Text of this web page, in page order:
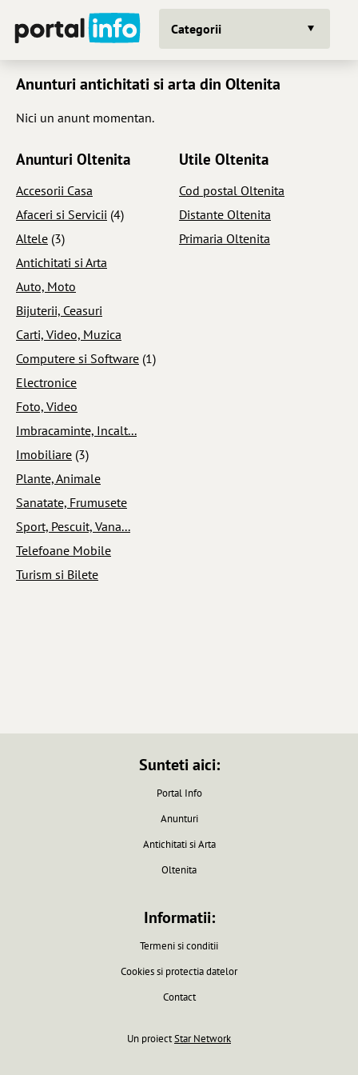
Categorii
Anunturi antichitati si arta din Oltenita
Nici un anunt momentan.
Anunturi Oltenita
Accesorii Casa
Afaceri si Servicii (4)
Altele (3)
Antichitati si Arta
Auto, Moto
Bijuterii, Ceasuri
Carti, Video, Muzica
Computere si Software (1)
Electronice
Foto, Video
Imbracaminte, Incalt...
Imobiliare (3)
Plante, Animale
Sanatate, Frumusete
Sport, Pescuit, Vana...
Telefoane Mobile
Turism si Bilete
Utile Oltenita
Cod postal Oltenita
Distante Oltenita
Primaria Oltenita
Sunteti aici:
Portal Info
Anunturi
Antichitati si Arta
Oltenita
Informatii:
Termeni si conditii
Cookies si protectia datelor
Contact
Un proiectStar Network